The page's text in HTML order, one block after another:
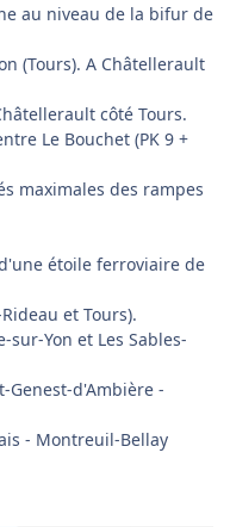
au niveau de la bifur de
(Tours). A Châtellerault
côté Tours.
Le Bouchet (PK 9 +
maximales des rampes
étoile ferroviaire de
et Tours).
sur-Yon et Les Sables-
Genest-d'Ambière -
- Montreuil-Bellay